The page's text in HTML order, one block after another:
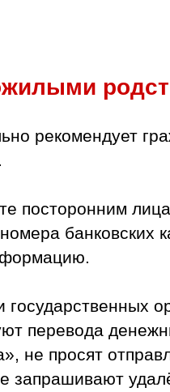
рекомендует
посторонним
банковских
государственных
перевода
не просят
запрашивают